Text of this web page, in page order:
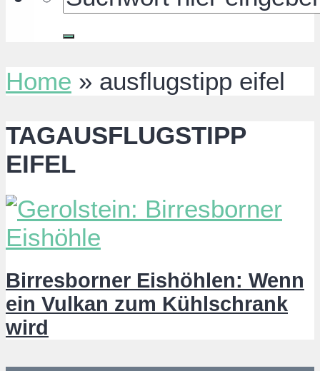
Home » ausflugstipp eifel
TAGAUSFLUGSTIPP
EIFEL
Birresborner Eishöhlen: Wenn
ein Vulkan zum Kühlschrank
wird